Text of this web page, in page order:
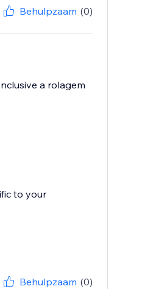
Behulpzaam (0)
a rolagem
to your
Behulpzaam (0)